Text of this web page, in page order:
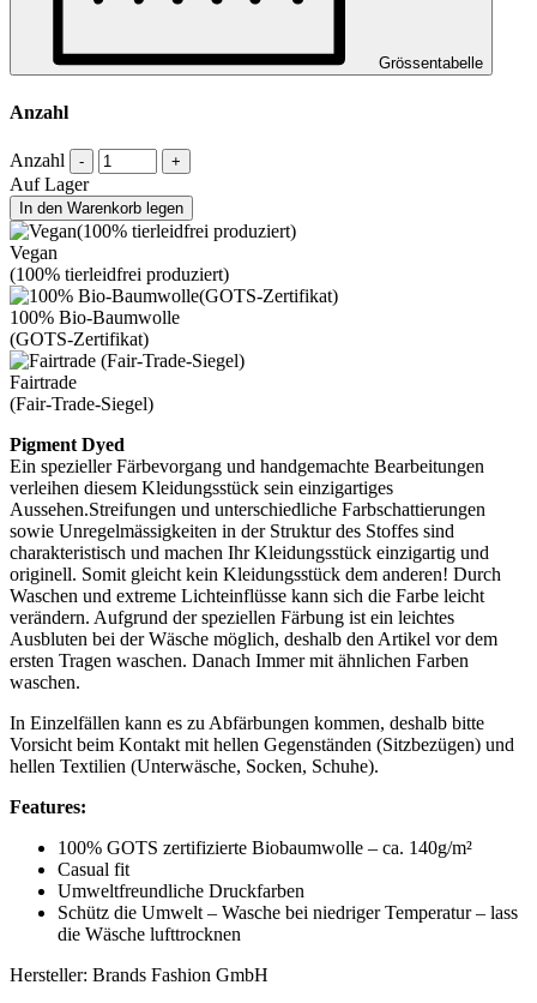
Grössentabelle
Anzahl
Anzahl - +
Auf Lager
In den Warenkorb legen
Vegan
(100% tierleidfrei produziert)
100% Bio-Baumwolle
(GOTS-Zertifikat)
Fairtrade
(Fair-Trade-Siegel)
Pigment Dyed
Ein spezieller Färbevorgang und handgemachte Bearbeitungen
verleihen diesem Kleidungsstück sein einzigartiges
Aussehen.Streifungen und unterschiedliche Farbschattierungen
sowie Unregelmässigkeiten in der Struktur des Stoffes sind
charakteristisch und machen Ihr Kleidungsstück einzigartig und
originell. Somit gleicht kein Kleidungsstück dem anderen! Durch
Waschen und extreme Lichteinflüsse kann sich die Farbe leicht
verändern. Aufgrund der speziellen Färbung ist ein leichtes
Ausbluten bei der Wäsche möglich, deshalb den Artikel vor dem
ersten Tragen waschen. Danach Immer mit ähnlichen Farben
waschen.
In Einzelfällen kann es zu Abfärbungen kommen, deshalb bitte
Vorsicht beim Kontakt mit hellen Gegenständen (Sitzbezügen) und
hellen Textilien (Unterwäsche, Socken, Schuhe).
Features:
100% GOTS zertifizierte Biobaumwolle – ca. 140g/m²
Casual fit
Umweltfreundliche Druckfarben
Schütz die Umwelt – Wasche bei niedriger Temperatur – lass
die Wäsche lufttrocknen
Hersteller: Brands Fashion GmbH